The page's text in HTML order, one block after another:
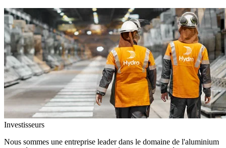
Investisseurs
Nous sommes une entreprise leader dans le domaine de l'aluminium